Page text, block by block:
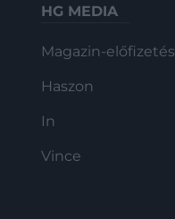
HG MEDIA
Magazin-előfizetés
Haszon
In
Vince